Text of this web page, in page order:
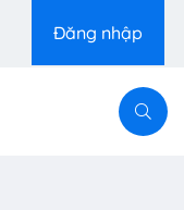
Đăng nhập